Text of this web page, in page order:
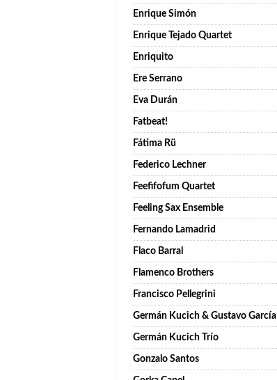
Enrique Simón
Enrique Tejado Quartet
Enriquito
Ere Serrano
Eva Durán
Fatbeat!
Fátima Rü
Federico Lechner
Feefifofum Quartet
Feeling Sax Ensemble
Fernando Lamadrid
Flaco Barral
Flamenco Brothers
Francisco Pellegrini
Germán Kucich & Gustavo García
Germán Kucich Trío
Gonzalo Santos